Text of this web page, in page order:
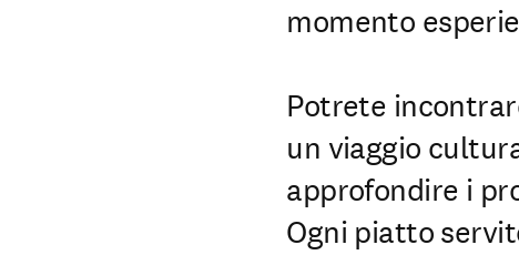
momento
Potrete
un viaggio
approfondire i
Ogni piatto